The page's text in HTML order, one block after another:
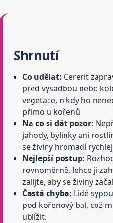
Shrnutí
Co udělat: Cererit
před výsadbou nebo
vegetace, nikdy ho
přímo u kořenů.
Na co si dát pozor:
jahody, bylinky ani
se živiny hromadí
Nejlepší postup:
rovnoměrně, lehce ji
zalijte, aby se živiny
Častá chyba: Lidé
pod kořenový bal, což
ublížit.